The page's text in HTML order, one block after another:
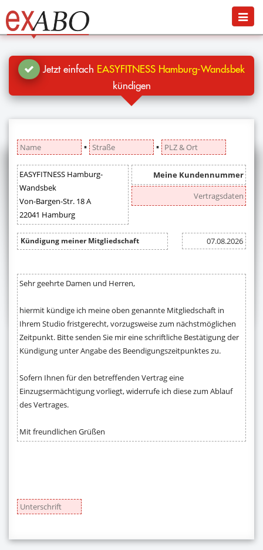
Jetzt kündigen
Blog
Anmelden
Menü
Jetzt einfach EASYFITNESS Hamburg-Wandsbek
kündigen
▪ ▪